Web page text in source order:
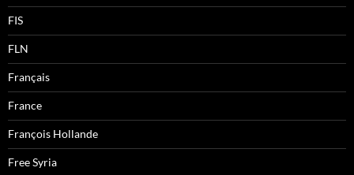
FIS
FLN
Français
France
François Hollande
Free Syria